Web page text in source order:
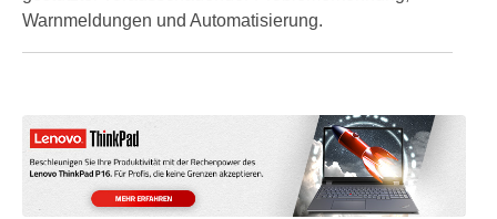
Warnmeldungen und Automatisierung.